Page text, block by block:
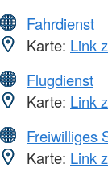
Fahrdienst
Karte: Link
Flugdienst
Karte: Link
Freiwilliges
Karte: Link